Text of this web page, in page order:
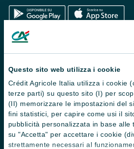
Questo sito web utilizza i cookie
Crédit Agricole Italia utilizza i cookie
terze parti) su questo sito (I) per
(II) memorizzare le impostazioni del
fini statistici, per capire come usi il
pubblicità personalizzata in base alle
su "Accetta" per accettare i cookie
strettamente necessari al
Trova filiali
Contattaci
Domande frequenti
Successioni
Servizi e pagamenti digitali